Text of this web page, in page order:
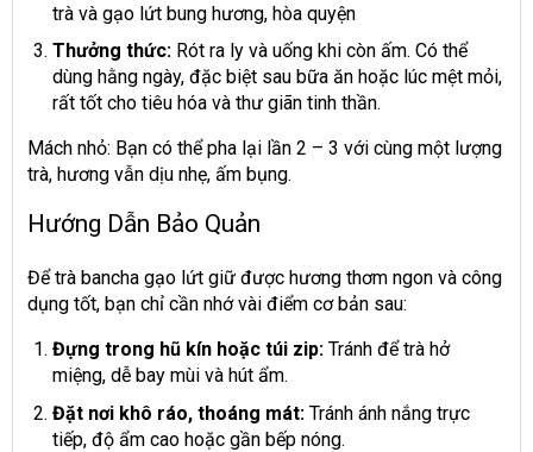
trà và gạo lứt bung hương, hòa quyện
Thưởng thức:Rót ra ly và uống khi còn ấm. Có thể
dùng hằng ngày, đặc biệt sau bữa ăn hoặc lúc mệt mỏi,
rất tốt cho tiêu hóa và thư giãn tinh thần.
Mách nhỏ: Bạn có thể pha lại lần 2 – 3 với cùng một lượng
trà, hương vẫn dịu nhẹ, ấm bụng.
Hướng Dẫn Bảo Quản
Để trà bancha gạo lứt giữ được hương thơm ngon và công
dụng tốt, bạn chỉ cần nhớ vài điểm cơ bản sau:
Đựng trong hũ kín hoặc túi zip:Tránh để trà hở
miệng, dễ bay mùi và hút ẩm.
Đặt nơi khô ráo, thoáng mát:Tránh ánh nắng trực
tiếp, độ ẩm cao hoặc gần bếp nóng.